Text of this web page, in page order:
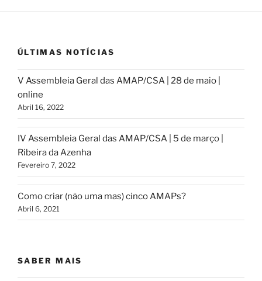
ÚLTIMAS NOTÍCIAS
V Assembleia Geral das AMAP/CSA | 28 de maio |
online
Abril 16, 2022
IV Assembleia Geral das AMAP/CSA | 5 de março |
Ribeira da Azenha
Fevereiro 7, 2022
Como criar (não uma mas) cinco AMAPs?
Abril 6, 2021
SABER MAIS